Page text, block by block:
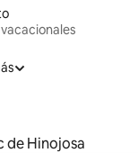
de Hinojosa